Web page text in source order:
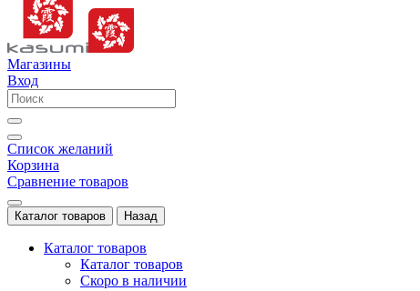
Магазины
Вход
Список желаний
Корзина
Сравнение товаров
Каталог товаров Назад
Каталог товаров
Каталог товаров
Скоро в наличии